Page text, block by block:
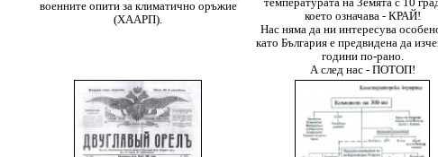
военните опити за климатично оръжие
(ХААРП).
температурата на Земята с 10
което означава - КРАЙ!
Нас няма да ни интересува
като България е предвидена да
години по-рано.
А след нас - ПОТОП!